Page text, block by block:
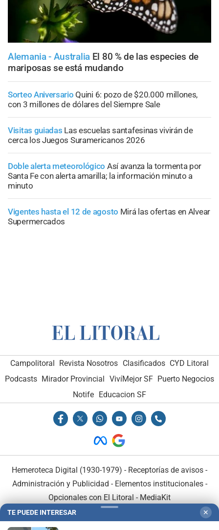
Alemania - Australia El 80 % de las especies de
mariposas se está mudando
Sorteo Aniversario Quini 6: pozo de $20.000 millones,
con 3 millones de dólares del Siempre Sale
Visitas guiadas Las escuelas santafesinas vivirán de
cerca los Juegos Suramericanos 2026
Doble alerta meteorológico Así avanza la tormenta por
Santa Fe con alerta amarilla; la información minuto a
minuto
Vigentes hasta el 12 de agosto Mirá las ofertas en Alvear
Supermercados
Campolitoral Revista Nosotros Clasificados CYD Litoral
Podcasts Mirador Provincial VivíMejor SF Puerto Negocios
Notife
Educacion SF
Hemeroteca Digital (1930-1979) - Receptorías de avisos -
Administración y Publicidad - Elementos institucionales-
Opcionales con El Litoral - MediaKit
TE PUEDE INTERESAR ✕